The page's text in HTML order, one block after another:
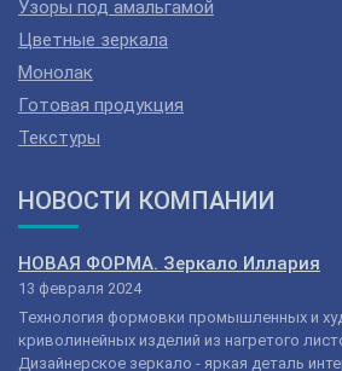
Узоры под амальгамой
Цветные зеркала
Монолак
Готовая продукция
Текстуры
НОВОСТИ КОМПАНИИ
НОВАЯ ФОРМА. Зеркало Иллария
13 февраля 2024
Технология формовки промышленных и
криволинейных изделий из нагретого
Дизайнерское зеркало - яркая деталь